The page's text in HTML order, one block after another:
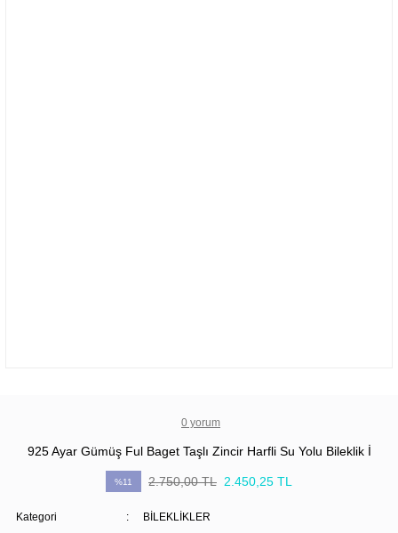
0 yorum
925 Ayar Gümüş Ful Baget Taşlı Zincir Harfli Su Yolu Bileklik İ
%11 2.750,00 TL 2.450,25 TL
Kategori
BİLEKLİKLER